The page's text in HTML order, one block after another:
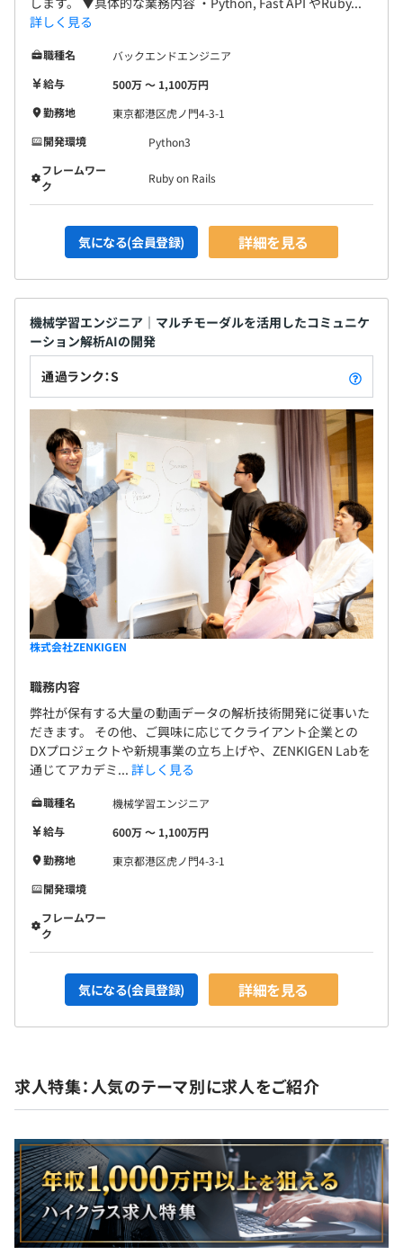
詳しく見る
職種名
バックエンドエンジニア
給与
500万 〜 1,100万円
勤務地
東京都港区虎ノ門4-3-1
開発環境
Python3
フレームワー
ク
Ruby on Rails
気になる(会員登録) 詳細を見る
機械学習エンジニア｜マルチモーダルを活用したコミュニケ
ーション解析AIの開発
通過ランク：S
株式会社ZENKIGEN
職務内容
弊社が保有する大量の動画データの解析技術開発に従事いた
だきます。 その他、ご興味に応じてクライアント企業との
DXプロジェクトや新規事業の立ち上げや、ZENKIGEN Labを
通じてアカデミ... 詳しく見る
職種名
機械学習エンジニア
給与
600万 〜 1,100万円
勤務地
東京都港区虎ノ門4-3-1
開発環境
フレームワー
ク
気になる(会員登録) 詳細を見る
求人特集：人気のテーマ別に求人をご紹介